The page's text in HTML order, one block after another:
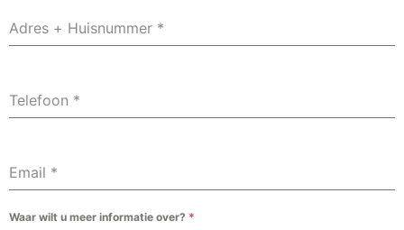
Adres + Huisnummer *
Telefoon *
Email *
Waar wilt u meer informatie over? *